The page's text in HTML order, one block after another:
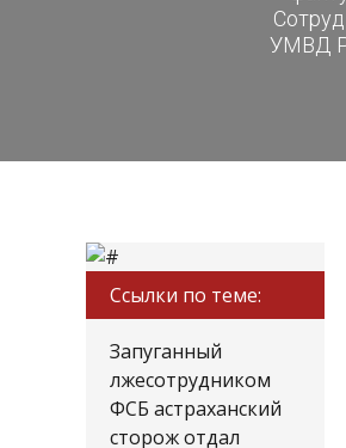
УМВД
Ссылки по теме:
Запуганный
лжесотрудником
ФСБ астраханский
сторож отдал